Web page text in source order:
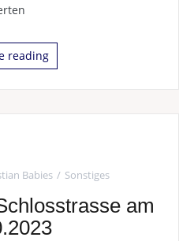
reading
Babies Sonstiges
am